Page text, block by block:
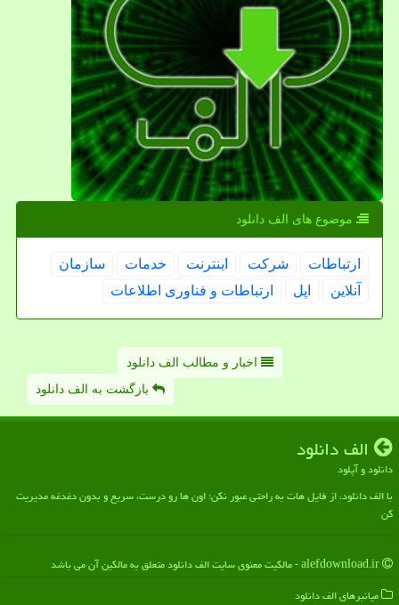
موضوع های الف دانلود
ارتباطات شركت اینترنت خدمات
سازمان
آنلاین
اپل ارتباطات و فناوری اطلاعات
اخبار و مطالب الف دانلود
بازگشت به الف دانلود
الف دانلود
دانلود و آپلود
با الف دانلود، از فایل هات به راحتی عبور نکن؛ اون ها رو درست، سریع و بدون دغدغه مدیریت
کن
میانبرهای الف دانلود